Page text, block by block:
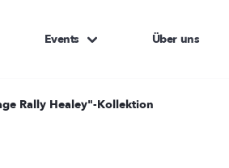
Events Über uns
Rally Healey"-Kollektion